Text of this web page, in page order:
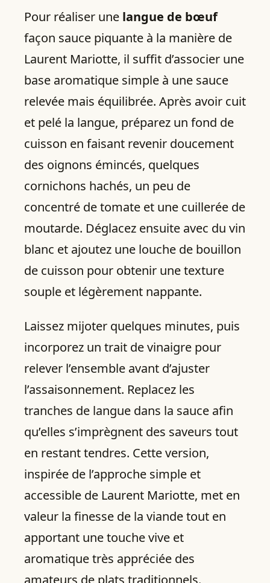
Pour réaliser une langue de bœuf
façon sauce piquante à la manière de
Laurent Mariotte, il suffit d’associer une
base aromatique simple à une sauce
relevée mais équilibrée. Après avoir cuit
et pelé la langue, préparez un fond de
cuisson en faisant revenir doucement
des oignons émincés, quelques
cornichons hachés, un peu de
concentré de tomate et une cuillerée de
moutarde. Déglacez ensuite avec du vin
blanc et ajoutez une louche de bouillon
de cuisson pour obtenir une texture
souple et légèrement nappante.
Laissez mijoter quelques minutes, puis
incorporez un trait de vinaigre pour
relever l’ensemble avant d’ajuster
l’assaisonnement. Replacez les
tranches de langue dans la sauce afin
qu’elles s’imprègnent des saveurs tout
en restant tendres. Cette version,
inspirée de l’approche simple et
accessible de Laurent Mariotte, met en
valeur la finesse de la viande tout en
apportant une touche vive et
aromatique très appréciée des
amateurs de plats traditionnels.